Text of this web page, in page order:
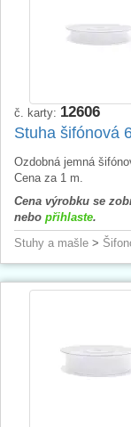
č. karty: 12606
Stuha šifónová
Ozdobná jemná
Cena za 1 m.
Cena výrobku se
nebo přihlaste.
Stuhy a mašle >